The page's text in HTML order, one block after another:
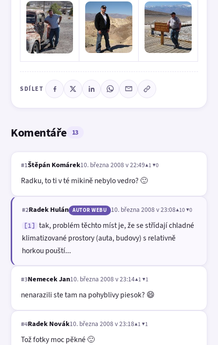
SDÍLET
Komentáře 13
#1Štěpán Komárek10. března 2008 v 22:49▲1 ▼0
Radku, to ti v té mikině nebylo vedro? 🙂
#2Radek Hulán AUTOR WEBU 10. března 2008 v 23:08▲10 ▼0
[1]
tak, problém těchto míst je, že se střídají chladné
klimatizované prostory (auta, budovy) s relativně
horkou pouští...
#3Nemecek Jan10. března 2008 v 23:14▲1 ▼1
nenarazili ste tam na pohyblivy piesok? 😄
#4Radek Novák10. března 2008 v 23:18▲1 ▼1
Tož fotky moc pěkné 🙂